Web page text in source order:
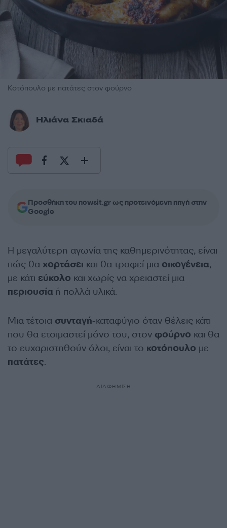
Κοτόπουλο με πατάτες στον φούρνο
Ηλιάνα Σκιαδά
Προσθήκη του newsit.gr ως προτεινόμενη πηγή στην
Google
Η μεγαλύτερη αγωνία της καθημερινότητας, είναι
πώς θα χορτάσει και θα τραφεί μια οικογένεια,
με κάτι εύκολο και χωρίς να χρειαστεί μια
περιουσία ή πολλά υλικά.
Μια τέτοια συνταγή-καταφύγιο όταν θέλεις κάτι
που θα ετοιμαστεί μόνο του, στον φούρνο και θα
το ευχαριστηθούν όλοι, είναι το κοτόπουλο με
πατάτες.
ΔΙΑΦΗΜΙΣΗ